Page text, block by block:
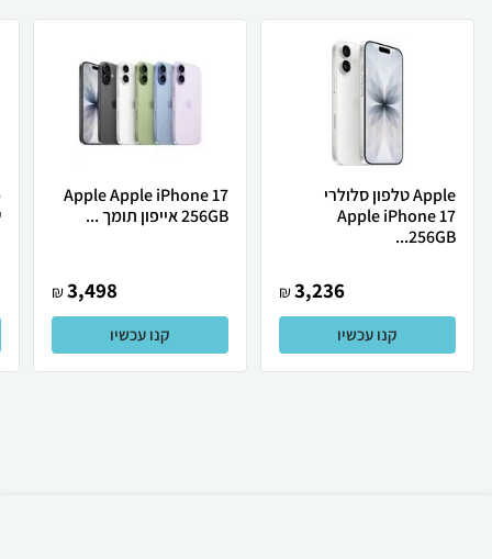
Apple טלפון סלולרי
Apple iPhone 17
256GB...
3,236
₪
קנו עכשיו
Apple Apple iPhone 17
256GB אייפון תומך ...
3,498
₪
קנו עכשיו